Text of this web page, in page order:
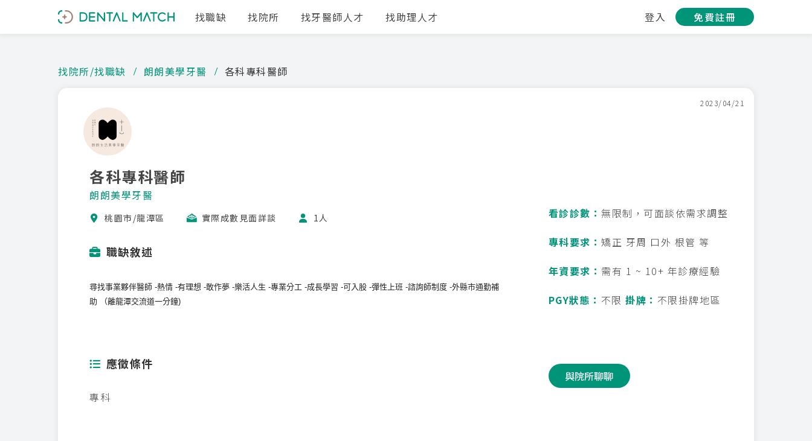
找職缺 找院所 找牙醫師人才 找助理人才 登入 免費註冊
找院所/找職缺 朗朗美學牙醫 各科專科醫師
2023/04/21
各科專科醫師
朗朗美學牙醫
桃園市/龍潭區 實際成數見面詳談 1人
職缺敘述
尋找事業夥伴醫師 -熱情 -有理想 -敢作夢 -樂活人生 -專業分工 -成長學習 -可入股 -彈性上班 -諮詢師制度 -外縣市通勤補
助 （離龍潭交流道一分鐘)
應徵條件
專科
看診診數：無限制，可面談依需求調整
專科要求：矯正 牙周 口外 根管 等
年資要求： 需有 1 ~ 10+ 年診療經驗
PGY狀態： 不限 掛牌： 不限掛牌地區
與院所聊聊